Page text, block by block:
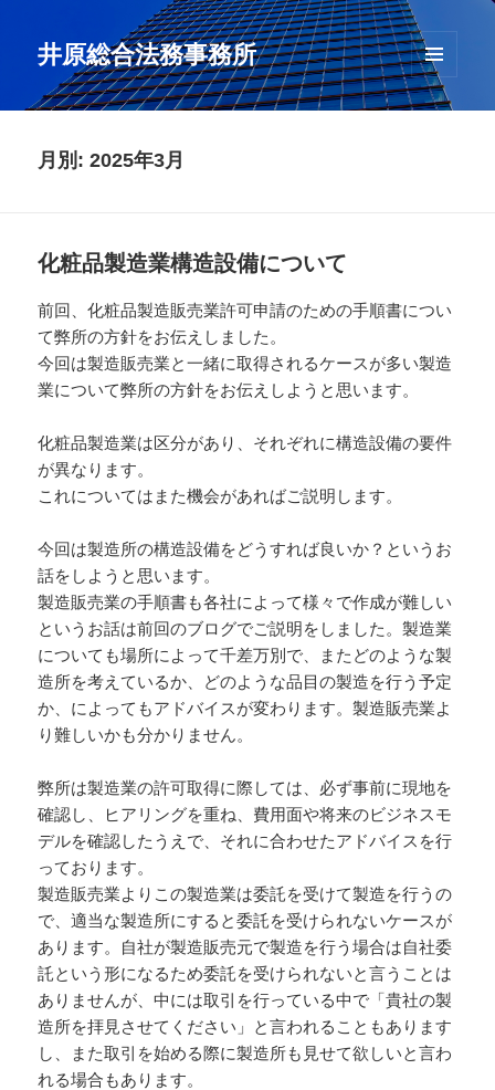
井原総合法務事務所
メニュ
ーとウ
月別: 2025年3月
化粧品製造業構造設備について
前回、化粧品製造販売業許可申請のための手順書につい
て弊所の方針をお伝えしました。
今回は製造販売業と一緒に取得されるケースが多い製造
業について弊所の方針をお伝えしようと思います。
化粧品製造業は区分があり、それぞれに構造設備の要件
が異なります。
これについてはまた機会があればご説明します。
今回は製造所の構造設備をどうすれば良いか？というお
話をしようと思います。
製造販売業の手順書も各社によって様々で作成が難しい
というお話は前回のブログでご説明をしました。製造業
についても場所によって千差万別で、またどのような製
造所を考えているか、どのような品目の製造を行う予定
か、によってもアドバイスが変わります。製造販売業よ
り難しいかも分かりません。
弊所は製造業の許可取得に際しては、必ず事前に現地を
確認し、ヒアリングを重ね、費用面や将来のビジネスモ
デルを確認したうえで、それに合わせたアドバイスを行
っております。
製造販売業よりこの製造業は委託を受けて製造を行うの
で、適当な製造所にすると委託を受けられないケースが
あります。自社が製造販売元で製造を行う場合は自社委
託という形になるため委託を受けられないと言うことは
ありませんが、中には取引を行っている中で「貴社の製
造所を拝見させてください」と言われることもあります
し、また取引を始める際に製造所も見せて欲しいと言わ
れる場合もあります。